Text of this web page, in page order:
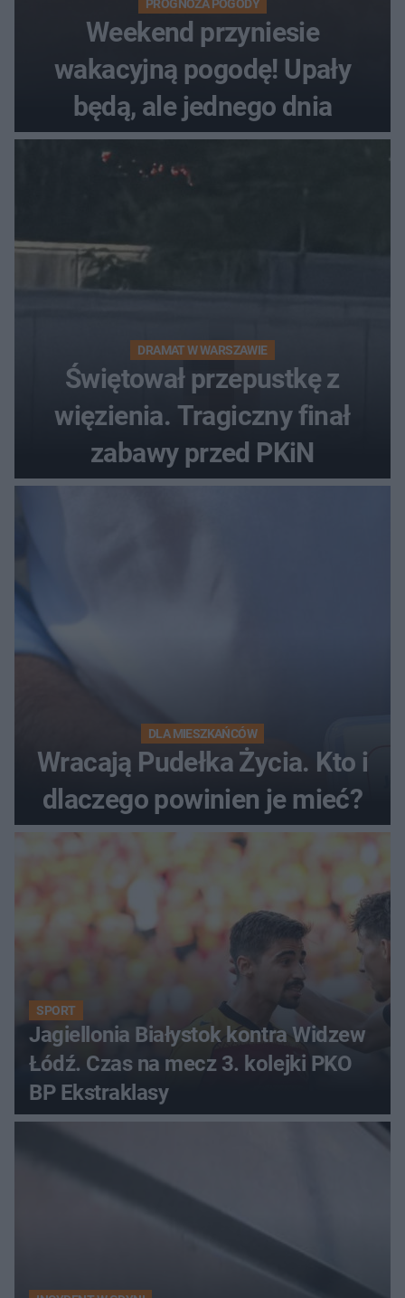
PROGNOZA POGODY
Weekend przyniesie
wakacyjną pogodę! Upały
będą, ale jednego dnia
DRAMAT W WARSZAWIE
Świętował przepustkę z
więzienia. Tragiczny finał
zabawy przed PKiN
DLA MIESZKAŃCÓW
Wracają Pudełka Życia. Kto i
dlaczego powinien je mieć?
SPORT
Jagiellonia Białystok kontra Widzew
Łódź. Czas na mecz 3. kolejki PKO
BP Ekstraklasy